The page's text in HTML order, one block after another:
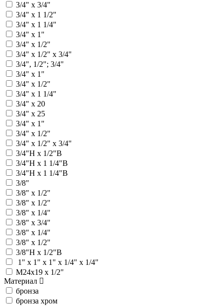
3/4" x 3/4"
3/4" х 1 1/2"
3/4" х 1 1/4"
3/4" х 1"
3/4" х 1/2"
3/4" х 1/2" х 3/4"
3/4", 1/2"; 3/4"
3/4" x 1"
3/4" x 1/2"
3/4" x 1 1/4"
3/4" x 20
3/4" x 25
3/4" х 1"
3/4" х 1/2"
3/4" х 1/2" х 3/4"
3/4"Н х 1/2"В
3/4"Н x 1 1/4"В
3/4"Н х 1 1/4"В
3/8"
3/8" x 1/2"
3/8" х 1/2"
3/8" х 1/4"
3/8" х 3/4"
3/8" x 1/4"
3/8" х 1/2"
3/8"Н х 1/2"В
1" x 1" x 1" х 1/4" х 1/4"
М24x19 х 1/2"
Материал
бронза
бронза хром